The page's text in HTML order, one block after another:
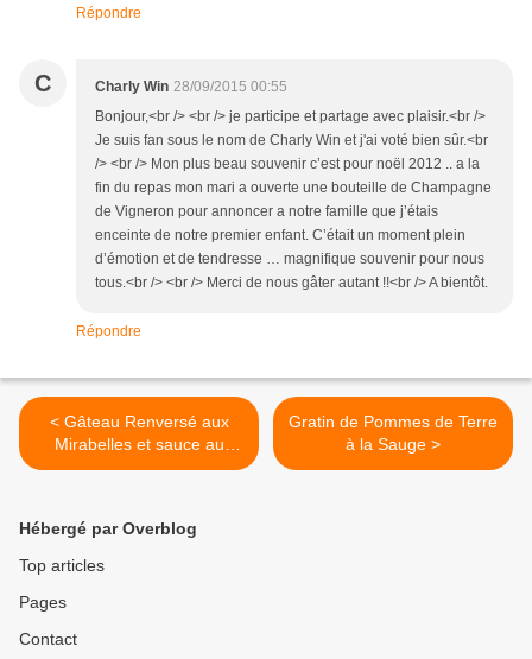
Répondre
C Charly Win 28/09/2015 00:55
Bonjour,<br /> <br /> je participe et partage avec plaisir.<br />
Je suis fan sous le nom de Charly Win et j'ai voté bien sûr.<br
/> <br /> Mon plus beau souvenir c’est pour noël 2012 .. a la
fin du repas mon mari a ouverte une bouteille de Champagne
de Vigneron pour annoncer a notre famille que j’étais
enceinte de notre premier enfant. C’était un moment plein
d’émotion et de tendresse … magnifique souvenir pour nous
tous.<br /> <br /> Merci de nous gâter autant !!<br /> A bientôt.
Répondre
< Gâteau Renversé aux
Mirabelles et sauce au
Caramel Beurre Salé
Gratin de Pommes de Terre
à la Sauge >
Hébergé par Overblog
Top articles
Pages
Contact